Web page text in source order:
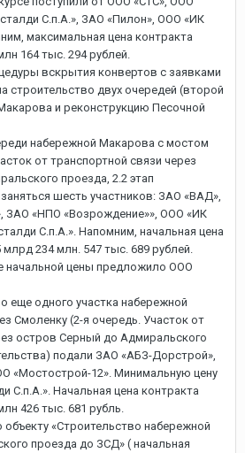
С.п.А.», ЗАО «Пилон», ООО «ИК
максимальная цена контракта
164 тыс. 294 рублей.
вскрытия конвертов с заявками
строительство двух очередей (второй
и реконструкцию Песочной
набережной Макарова с мостом
от транспортной связи через
проезда, 2.2 этап
шесть участников: ЗАО «ВАД»,
ЗАО «НПО «Возрождение»», ООО «ИК
С.п.А.». Напомним, начальная цена
234 млн. 547 тыс. 689 рублей.
начальной цены предложило ООО
еще одного участка набережной
Смоленку (2-я очередь. Участок от
остров Серный до Адмиральского
подали ЗАО «АБЗ-Дорстрой»,
«Мостострой-12». Минимальную цену
С.п.А.». Начальная цена контракта
426 тыс. 681 рубль.
«Строительство набережной
проезда до ЗСД» ( начальная